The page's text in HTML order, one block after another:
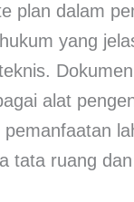
plan dalam
yang
alat
pemanfaatan
tata ruang